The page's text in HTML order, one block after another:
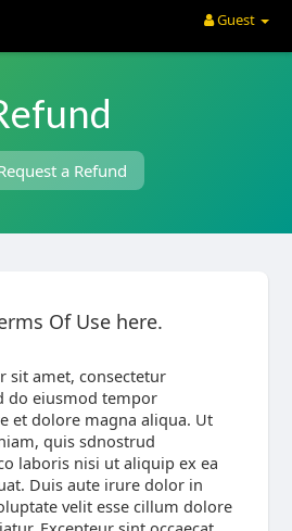
Guest
a Refund
Of Use here.
sit amet, consectetur
do eiusmod tempor
et dolore magna aliqua. Ut
quis sdnostrud
laboris nisi ut aliquip ex ea
Duis aute irure dolor in
velit esse cillum dolore